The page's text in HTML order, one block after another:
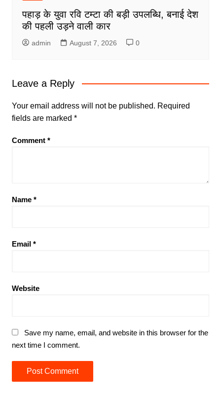
पहाड़ के युवा रवि टम्टा की बड़ी उपलब्धि, बनाई देश
की पहली उड़ने वाली कार
admin August 7, 2026 0
Leave a Reply
Your email address will not be published. Required
fields are marked *
Comment *
Name *
Email *
Website
Save my name, email, and website in this browser for the
next time I comment.